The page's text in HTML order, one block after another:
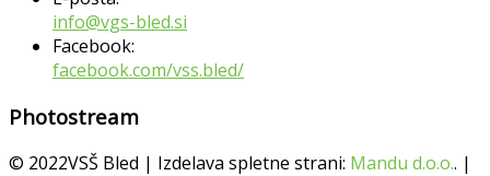
info@vgs-bled.si
Facebook:
facebook.com/vss.bled/
Photostream
© 2022VSŠ Bled | Izdelava spletne strani: Mandu d.o.o.. |